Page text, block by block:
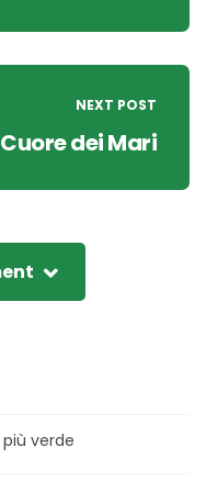
NEXT POST
dei Mari
verde